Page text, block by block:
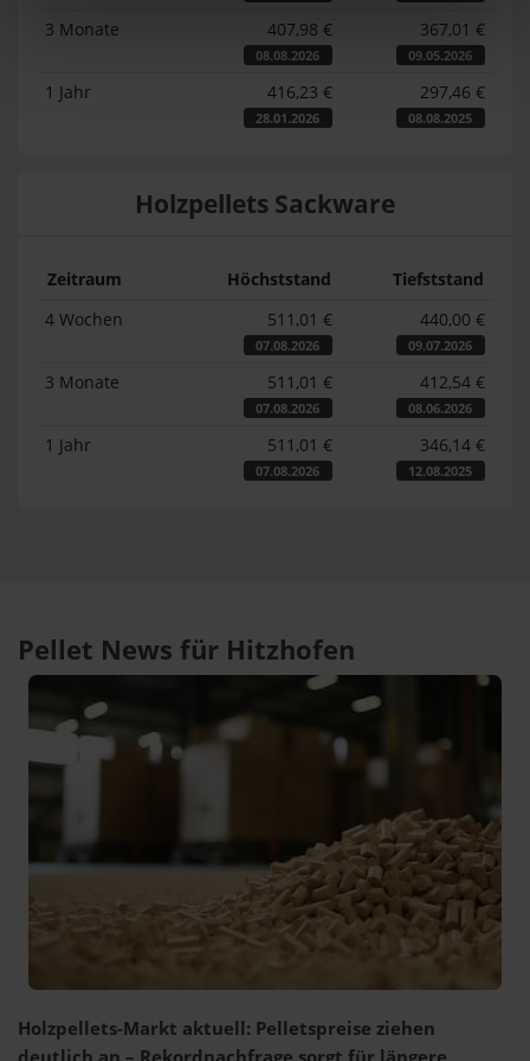
3 Monate 407,98 €
08.08.2026
367,01 €
09.05.2026
1 Jahr 416,23 €
28.01.2026
297,46 €
08.08.2025
Holzpellets Sackware
Zeitraum Höchststand
Tiefststand
4 Wochen
511,01 €
07.08.2026
440,00 €
09.07.2026
3 Monate 511,01 €
07.08.2026
412,54 €
08.06.2026
1 Jahr 511,01 €
07.08.2026
346,14 €
12.08.2025
Pellet News für Hitzhofen
Holzpellets-Markt aktuell: Pelletspreise ziehen